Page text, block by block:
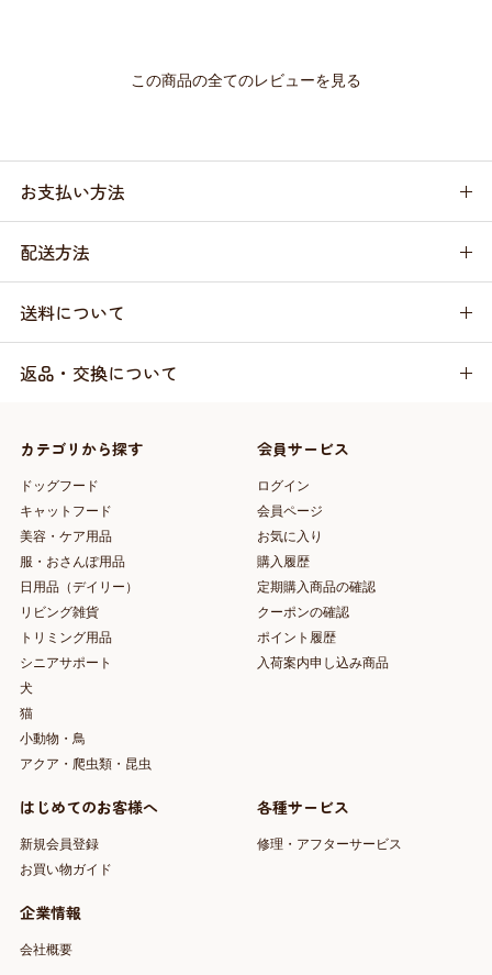
この商品の全てのレビューを見る
お支払い方法
配送方法
送料について
返品・交換について
カテゴリから探す
ドッグフード
キャットフード
美容・ケア用品
服・おさんぽ用品
日用品（デイリー）
リビング雑貨
トリミング用品
シニアサポート
犬
猫
小動物・鳥
アクア・爬虫類・昆虫
会員サービス
ログイン
会員ページ
お気に入り
購入履歴
定期購入商品の確認
クーポンの確認
ポイント履歴
入荷案内申し込み商品
はじめてのお客様へ
新規会員登録
お買い物ガイド
各種サービス
修理・アフターサービス
企業情報
会社概要